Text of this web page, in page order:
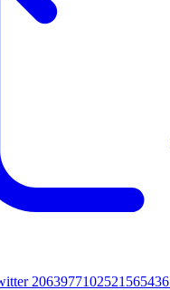
2063977102521565436